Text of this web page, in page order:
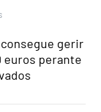
gerir
euros perante